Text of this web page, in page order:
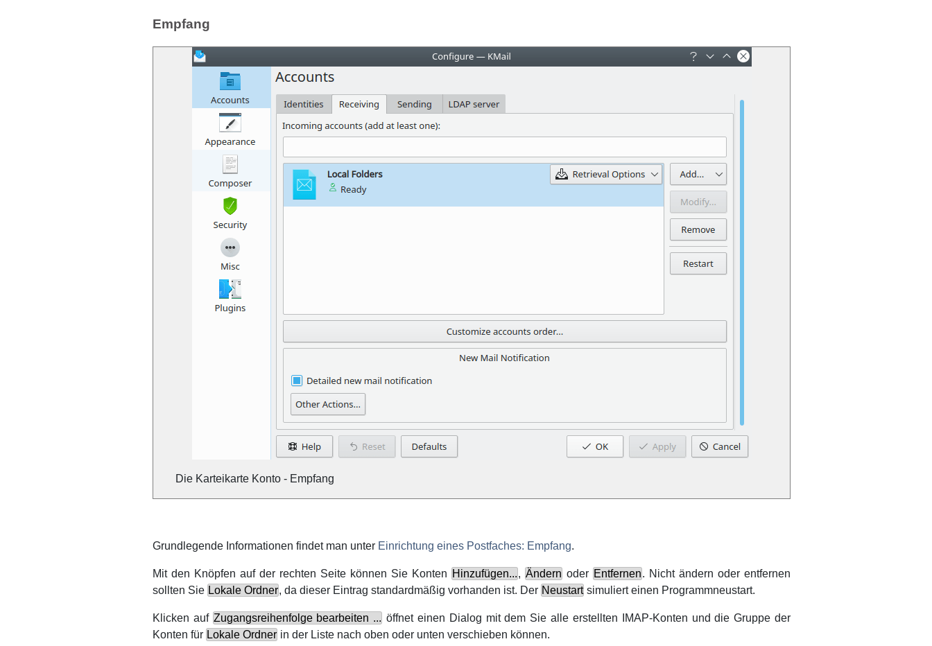
Empfang
Die Karteikarte Konto - Empfang
Grundlegende Informationen findet man unter Einrichtung eines Postfaches: Empfang.
Mit den Knöpfen auf der rechten Seite können Sie Konten Hinzufügen..., Ändern oder Entfernen. Nicht ändern oder entfernen
sollten Sie Lokale Ordner, da dieser Eintrag standardmäßig vorhanden ist. Der Neustart simuliert einen Programmneustart.
Klicken auf Zugangsreihenfolge bearbeiten ... öffnet einen Dialog mit dem Sie alle erstellten IMAP-Konten und die Gruppe der
Konten für Lokale Ordner in der Liste nach oben oder unten verschieben können.